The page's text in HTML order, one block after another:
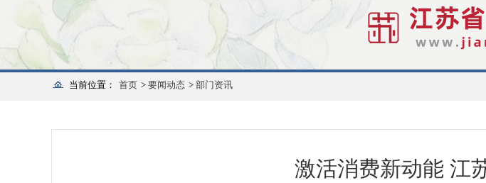
当前位置： 首页 > 要闻动态 > 部门资讯
激活消费新动能 江